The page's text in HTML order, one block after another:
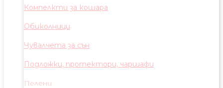
Компелкти за кошара
Обиколници
Чувалчета за сън
Подложки, протектори, чаршафи
Пелени